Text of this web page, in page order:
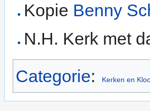
Kopie Benny
N.H. Kerk met
Categorie: Kerken en